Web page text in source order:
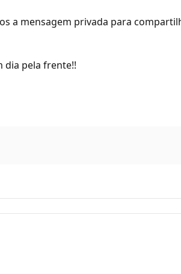
a mensagem privada para
dia pela frente!!